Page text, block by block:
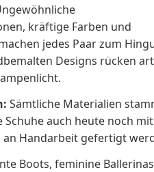
kräftige Farben und
jedes Paar zum
Designs rücken art
Sämtliche Materialien
Schuhe auch heute noch mit
an Handarbeit gefertigt
Boots, feminine